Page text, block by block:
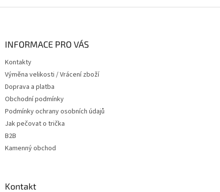
INFORMACE PRO VÁS
Kontakty
Výměna velikosti / Vrácení zboží
Doprava a platba
Obchodní podmínky
Podmínky ochrany osobních údajů
Jak pečovat o trička
B2B
Kamenný obchod
Kontakt